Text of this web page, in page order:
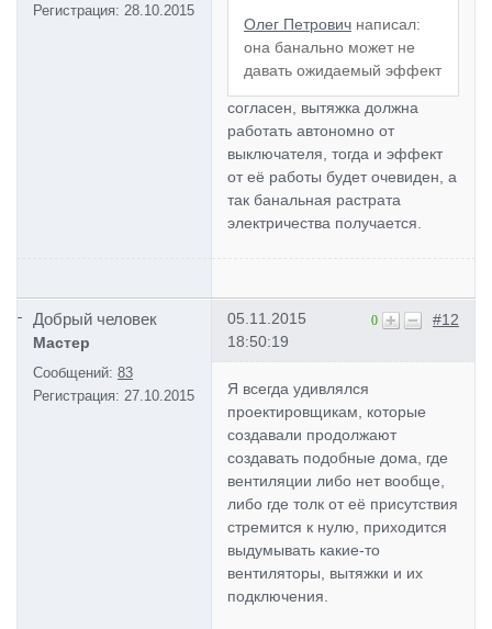
Регистрация: 28.10.2015
Олег Петрович написал:
она банально может не
давать ожидаемый эффект
согласен, вытяжка должна
работать автономно от
выключателя, тогда и эффект
от её работы будет очевиден, а
так банальная растрата
электричества получается.
Добрый человек
Мастер
Сообщений: 83
Регистрация: 27.10.2015
#12
0
05.11.2015
18:50:19
Я всегда удивлялся
проектировщикам, которые
создавали продолжают
создавать подобные дома, где
вентиляции либо нет вообще,
либо где толк от её присутствия
стремится к нулю, приходится
выдумывать какие-то
вентиляторы, вытяжки и их
подключения.